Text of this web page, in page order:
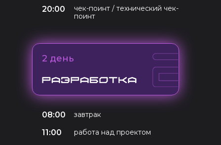
2 день
08:00 завтрак
11:00 работа над проектом
20:00
чек-поинт / технический чек-
поинт